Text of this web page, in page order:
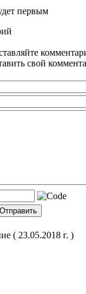
первым
свой
( 23.05.2018 г. )